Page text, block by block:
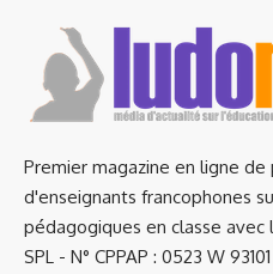
Premier magazine en ligne
d'enseignants francophones
pédagogiques en classe avec
SPL - N° CPPAP : 0523 W 93101